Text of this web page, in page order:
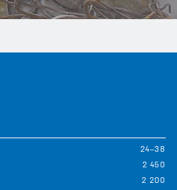
24–38
2 450
2 200